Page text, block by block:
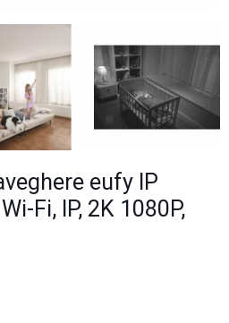
eufy IP
Fi, IP, 2K 1080P,